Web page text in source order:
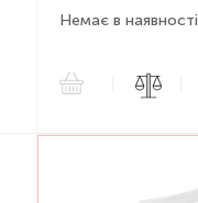
Немає в наявності